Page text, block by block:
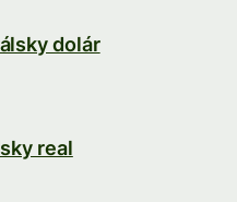
dolár
real